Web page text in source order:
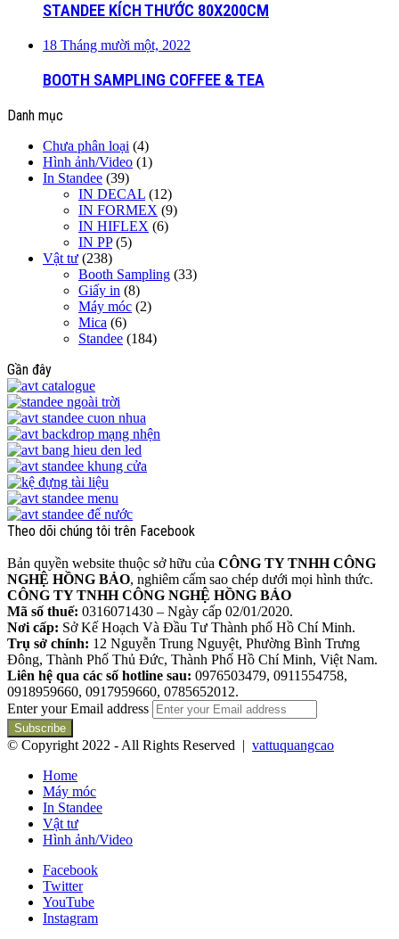
STANDEE KÍCH THƯỚC 80X200CM
18 Tháng mười một, 2022
BOOTH SAMPLING COFFEE & TEA
Danh mục
Chưa phân loại (4)
Hình ảnh/Video (1)
In Standee (39)
IN DECAL (12)
IN FORMEX (9)
IN HIFLEX (6)
IN PP(5)
Vật tư (238)
Booth Sampling (33)
Giấy in (8)
Máy móc (2)
Mica (6)
Standee (184)
Gần đây
Theo dõi chúng tôi trên Facebook
Bản quyền website thuộc sở hữu của CÔNG TY TNHH CÔNG
NGHỆ HỒNG BẢO, nghiêm cấm sao chép dưới mọi hình thức.
CÔNG TY TNHH CÔNG NGHỆ HỒNG BẢO
Mã số thuế: 0316071430 – Ngày cấp 02/01/2020.
Nơi cấp: Sở Kế Hoạch Và Đầu Tư Thành phố Hồ Chí Minh.
Trụ sở chính: 12 Nguyễn Trung Nguyệt, Phường Bình Trưng
Đông, Thành Phố Thủ Đức, Thành Phố Hồ Chí Minh, Việt Nam.
Liên hệ qua các số hotline sau: 0976503479, 0911554758,
0918959660, 0917959660, 0785652012.
Enter your Email address
© Copyright 2022 - All Rights Reserved | vattuquangcao
Home
Máy móc
In Standee
Vật tư
Hình ảnh/Video
Facebook
Twitter
YouTube
Instagram